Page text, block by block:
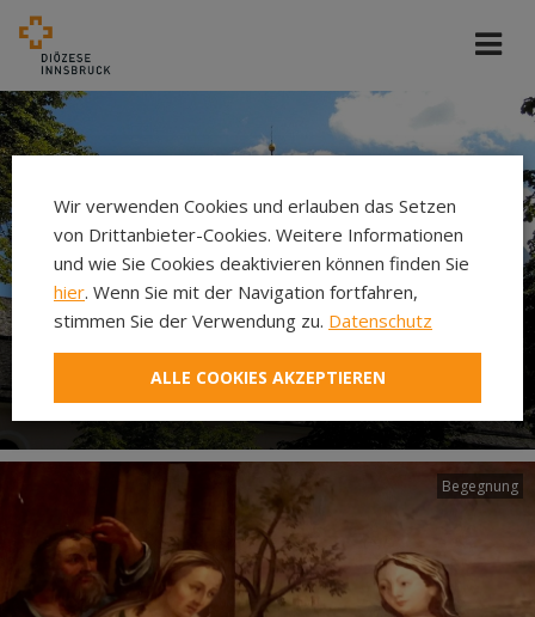
Pfarre Ehrwald
Begegnung
Wir verwenden Cookies und erlauben das Setzen
von Drittanbieter-Cookies. Weitere Informationen
und wie Sie Cookies deaktivieren können finden Sie
hier. Wenn Sie mit der Navigation fortfahren,
stimmen Sie der Verwendung zu. Datenschutz
ALLE COOKIES AKZEPTIEREN